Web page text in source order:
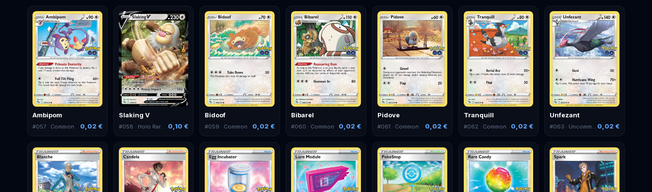
Ambipom
#057 · Common 0,02 €
Slaking V
#058 · Holo Rare V 0,10 €
Bidoof
#059 · Common 0,02 €
Bibarel
#060 · Common 0,02 €
Pidove
#061 · Common 0,02 €
Tranquill
#062 · Common 0,02 €
Unfezant
#063 · Uncommon 0,02 €